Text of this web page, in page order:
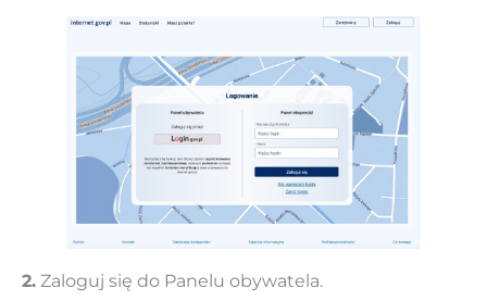
2. Zaloguj się do Panelu obywatela.